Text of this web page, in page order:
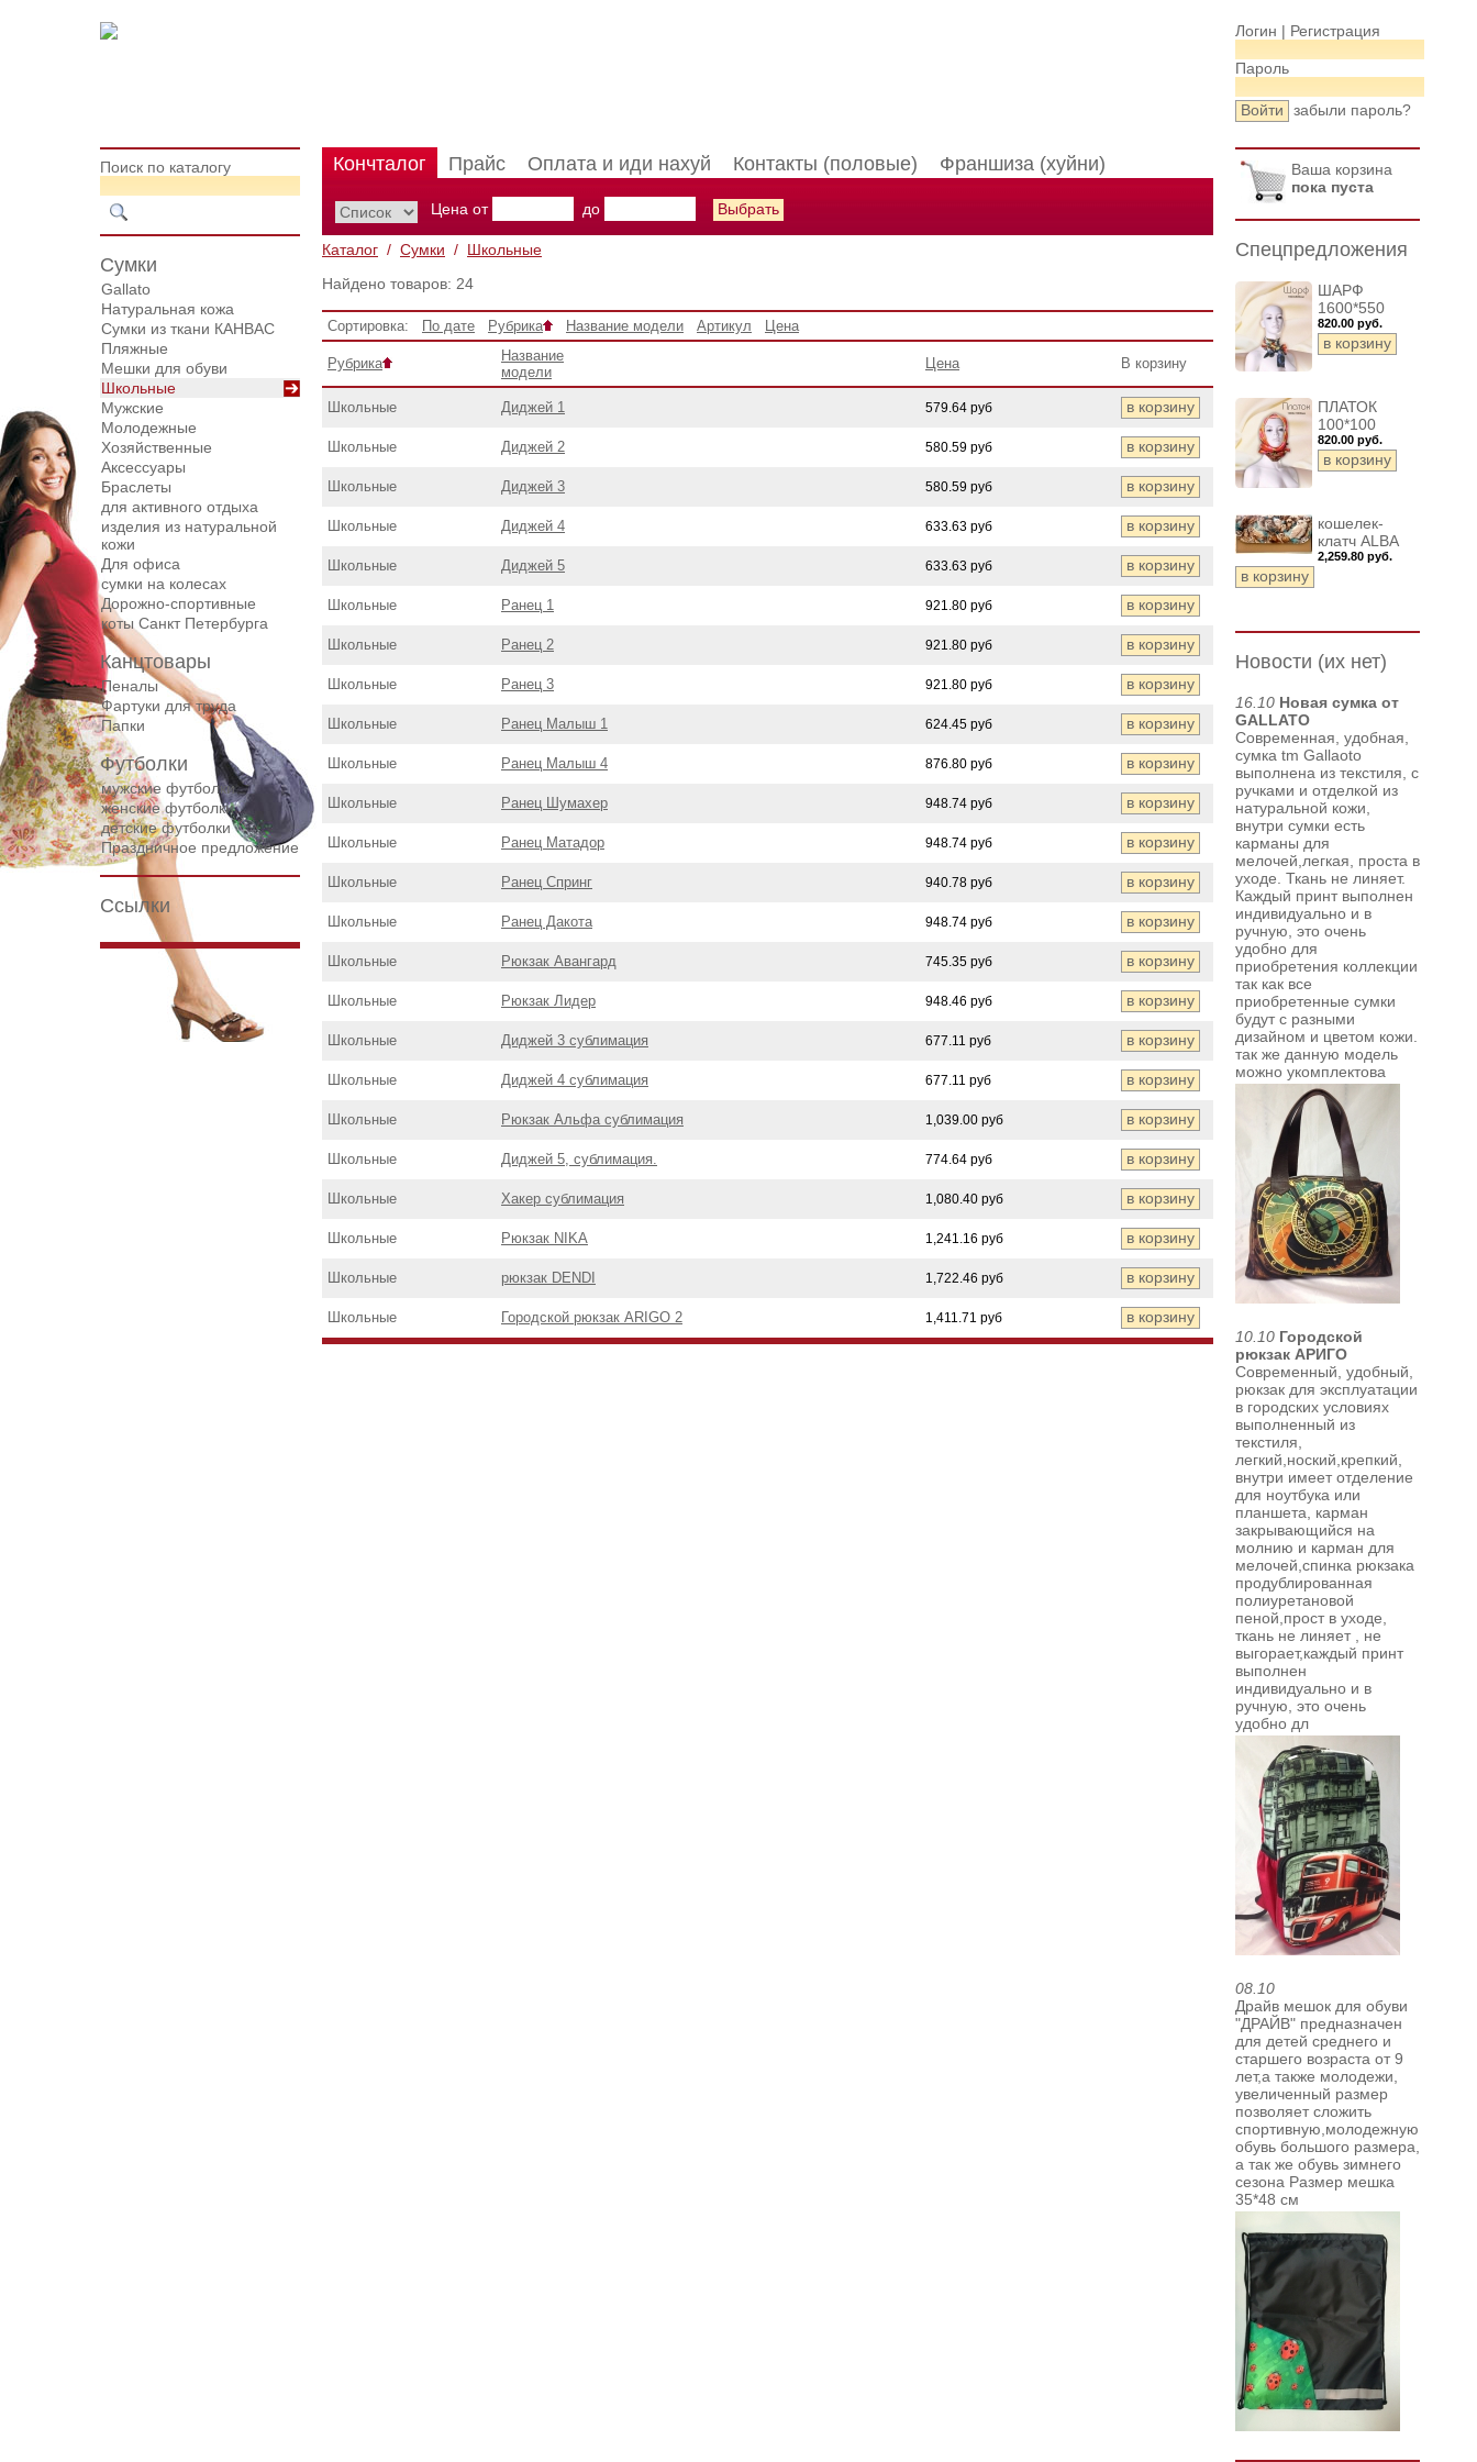
Логин | Регистрация
Пароль
забыли пароль?
Поиск по каталогу
Сумки
Gallato
Натуральная кожа
Сумки из ткани КАНВАС
Пляжные
Мешки для обуви
Школьные
Мужские
Молодежные
Хозяйственные
Аксессуары
Браслеты
для активного отдыха
изделия из натуральной
кожи
Для офиса
сумки на колесах
Дорожнo-спортивные
коты Санкт Петербурга
Канцтовары
Пеналы
Фартуки для труда
Папки
Футболки
мужские футболки
женские футболки
детские футболки
Праздничное предложение
Ссылки
Кончталог Прайс Оплата и иди нахуй Контакты (половые) Франшиза (хуйни)
Цена от до
Каталог / Сумки / Школьные
Найдено товаров: 24
Сортировка: По дате Рубрика Название модели Артикул Цена
Рубрика
Название
модели
Цена В корзину
Школьные Диджей 1 579.64 руб
Школьные Диджей 2 580.59 руб
Школьные Диджей 3 580.59 руб
Школьные Диджей 4 633.63 руб
Школьные Диджей 5 633.63 руб
Школьные Ранец 1 921.80 руб
Школьные Ранец 2 921.80 руб
Школьные Ранец 3 921.80 руб
Школьные Ранец Малыш 1 624.45 руб
Школьные Ранец Малыш 4 876.80 руб
Школьные Ранец Шумахер 948.74 руб
Школьные Ранец Матадор 948.74 руб
Школьные Ранец Спринг 940.78 руб
Школьные Ранец Дакота 948.74 руб
Школьные Рюкзак Авангард 745.35 руб
Школьные Рюкзак Лидер 948.46 руб
Школьные Диджей 3 сублимация 677.11 руб
Школьные Диджей 4 сублимация 677.11 руб
Школьные Рюкзак Альфа сублимация 1,039.00 руб
Школьные Диджей 5, сублимация. 774.64 руб
Школьные Хакер сублимация 1,080.40 руб
Школьные Рюкзак NIKA 1,241.16 руб
Школьные рюкзак DENDI 1,722.46 руб
Школьные Городской рюкзак ARIGO 2 1,411.71 руб
Ваша корзина
пока пуста
Спецпредложения
ШАРФ
1600*550
820.00 руб.
ПЛАТОК
100*100
820.00 руб.
кошелек-
клатч ALBA
2,259.80 руб.
Новости (их нет)
16.10 Новая сумка от
GALLATO
Современная, удобная,
сумка tm Gallaoto
выполнена из текстиля, с
ручками и отделкой из
натуральной кожи,
внутри сумки есть
карманы для
мелочей,легкая, проста в
уходе. Ткань не линяет.
Каждый принт выполнен
индивидуально и в
ручную, это очень
удобно для
приобретения коллекции
так как все
приобретенные сумки
будут с разными
дизайном и цветом кожи.
так же данную модель
можно укомплектова
10.10 Городской
рюкзак АРИГО
Современный, удобный,
рюкзак для эксплуатации
в городских условиях
выполненный из
текстиля,
легкий,ноский,крепкий,
внутри имеет отделение
для ноутбука или
планшета, карман
закрывающийся на
молнию и карман для
мелочей,спинка рюкзака
продублированная
полиуретановой
пеной,прост в уходе,
ткань не линяет , не
выгорает,каждый принт
выполнен
индивидуально и в
ручную, это очень
удобно дл
08.10
Драйв мешок для обуви
"ДРАЙВ" предназначен
для детей среднего и
старшего возраста от 9
лет,а также молодежи,
увеличенный размер
позволяет сложить
спортивную,молодежную
обувь большого размера,
а так же обувь зимнего
сезона Размер мешка
35*48 см